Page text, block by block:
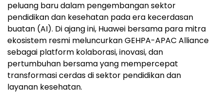
peluang baru dalam pengembangan sektor
pendidikan dan kesehatan pada era kecerdasan
buatan (AI). Di ajang ini, Huawei bersama para mitra
ekosistem resmi meluncurkan GEHPA-APAC Alliance
sebagai platform kolaborasi, inovasi, dan
pertumbuhan bersama yang mempercepat
transformasi cerdas di sektor pendidikan dan
layanan kesehatan.